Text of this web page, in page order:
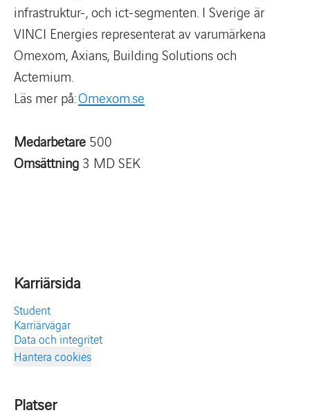
infrastruktur-, och ict-segmenten. I Sverige är
VINCI Energies representerat av varumärkena
Omexom, Axians, Building Solutions och
Actemium.
Läs mer på:Omexom.se
Medarbetare 500
Omsättning 3 MD SEK
Karriärsida
Student
Karriärvägar
Data och integritet
Hantera cookies
Platser